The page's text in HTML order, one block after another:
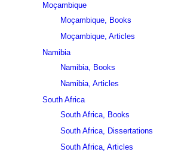
Moçambique
Moçambique, Books
Moçambique, Articles
Namibia
Namibia, Books
Namibia, Articles
South Africa
South Africa, Books
South Africa, Dissertations
South Africa, Articles